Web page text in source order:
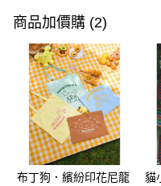
信用卡一次付款
購物金
超商取貨付款
LINE Pay
街口支付
運送方式
商品加價購 (2)
布丁狗．繽紛印花尼龍
貓